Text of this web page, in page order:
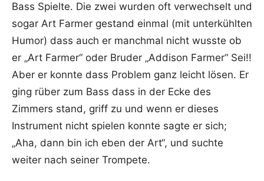
Bass Spielte. Die zwei wurden oft verwechselt und
sogar Art Farmer gestand einmal (mit unterkühlten
Humor) dass auch er manchmal nicht wusste ob
er „Art Farmer“ oder Bruder „Addison Farmer“ Sei!!
Aber er konnte dass Problem ganz leicht lösen. Er
ging rüber zum Bass dass in der Ecke des
Zimmers stand, griff zu und wenn er dieses
Instrument nicht spielen konnte sagte er sich;
„Aha, dann bin ich eben der Art“, und suchte
weiter nach seiner Trompete.